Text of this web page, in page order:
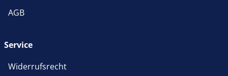
AGB
Service
Widerrufsrecht